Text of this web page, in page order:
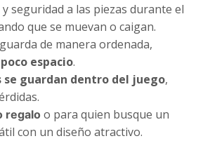
seguridad a las piezas durante el
que se muevan o caigan.
de manera ordenada,
espacio.
se guardan dentro del juego,
regalo o para quien busque un
con un diseño atractivo.